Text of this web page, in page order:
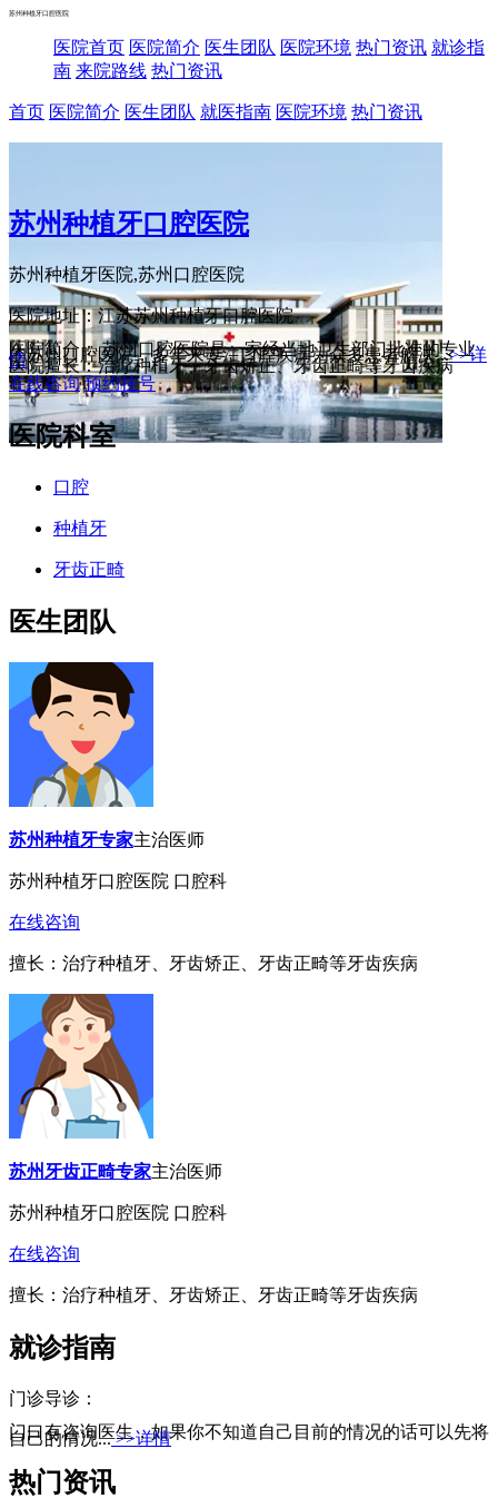
苏州种植牙口腔医院
医院首页 医院简介 医生团队 医院环境 热门资讯 就诊指
南 来院路线 热门资讯
首页 医院简介 医生团队 就医指南 医院环境 热门资讯
苏州种植牙口腔医院
苏州种植牙医院,苏州口腔医院
医院地址：江苏苏州种植牙口腔医院
医院简介： 苏州口腔医院是一家经当地卫生部门批准的专业
的苏州口腔医院，多年来专注口腔疾病为众多患者解决...>>详
情
医院擅长：治疗种植牙、牙齿矫正、牙齿正畸等牙齿疾病
在线咨询 预约挂号
医院科室
口腔
种植牙
牙齿正畸
医生团队
苏州种植牙专家主治医师
苏州种植牙口腔医院 口腔科
在线咨询
擅长：治疗种植牙、牙齿矫正、牙齿正畸等牙齿疾病
苏州牙齿正畸专家主治医师
苏州种植牙口腔医院 口腔科
在线咨询
擅长：治疗种植牙、牙齿矫正、牙齿正畸等牙齿疾病
就诊指南
门诊导诊：
门口有咨询医生，如果你不知道自己目前的情况的话可以先将
自己的情况...>>详情
热门资讯